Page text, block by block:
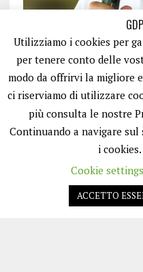
ISCRIVITI
Utilizziamo i cookies per
per tenere conto delle
modo da offrirvi la migliore
ci riserviamo di utilizzare
più consulta le nostre
Continuando a navigare
i cookies.
Cookie settings
ACCETTO